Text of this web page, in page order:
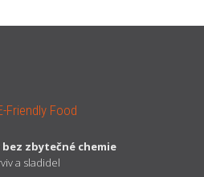
Friendly Food
zbytečné chemie
a sladidel